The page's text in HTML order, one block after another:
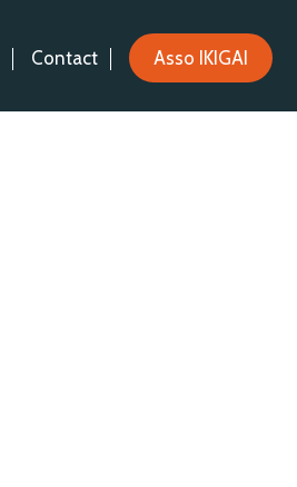
Contact Asso IKIGAI